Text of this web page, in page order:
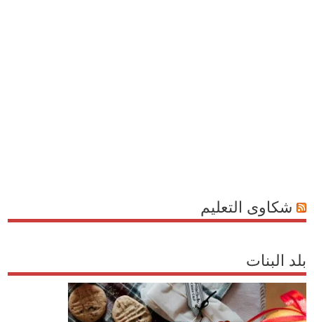
شكاوى التعليم
بلد البنات